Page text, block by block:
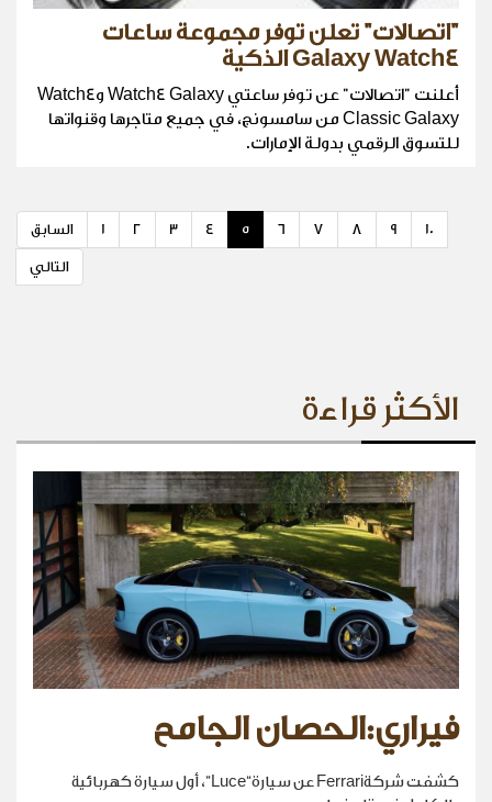
"اتصالات" تعلن توفر مجموعة ساعات
Galaxy Watch4 الذكية
أعلنت "اتصالات" عن توفر ساعتي Watch4 Galaxy وWatch4
Classic Galaxy من سامسونج، في جميع متاجرها وقنواتها
للتسوق الرقمي بدولة الإمارات.
السابق 1 2 3 4 5 6 7 8 9 10
التالي
الأكثر قراءة
فيراري:الحصان الجامح
كشفت شركةFerrari عن سيارة“Luce”، أول سيارة كهربائية